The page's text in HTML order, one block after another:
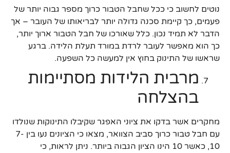
נוטים לחשוב כי ככל שחבל הטבור כרוך מספר גבוה יותר של
פעמים, כך קיימת סכנה גדולה יותר לבריאותו של העובר – אך
הדבר לא תמיד נכון. כלל שאורכו של חבל הטבור ארוך יותר,
כך הוא מאפשר לעובר לרדת במורד תעלת הלידה. ברגע
שראשו של התינוק בחוץ אין למעשה כל השפעה.
מרבית הלידות מסתיימות
בהצלחה
מחקרים אשר בדקו את ציוני האפגר שקיבלו התינוקות שנולדו
עם חבל טבור כרוך סביב הצוואר, מצאו כי הציונים נעו בין 7-
10, כאשר 10 הינו הציון הגבוה ביותר. ניתן לראות, כי